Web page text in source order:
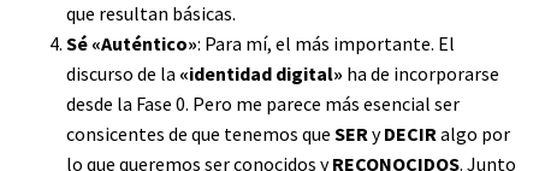
que resultan básicas.
Sé «Auténtico»: Para mí, el más importante. El
discurso de la «identidad digital» ha de incorporarse
desde la Fase 0. Pero me parece más esencial ser
consicentes de que tenemos que SERyDECIRalgo por
lo que queremos ser conocidos yRECONOCIDOS. Junto